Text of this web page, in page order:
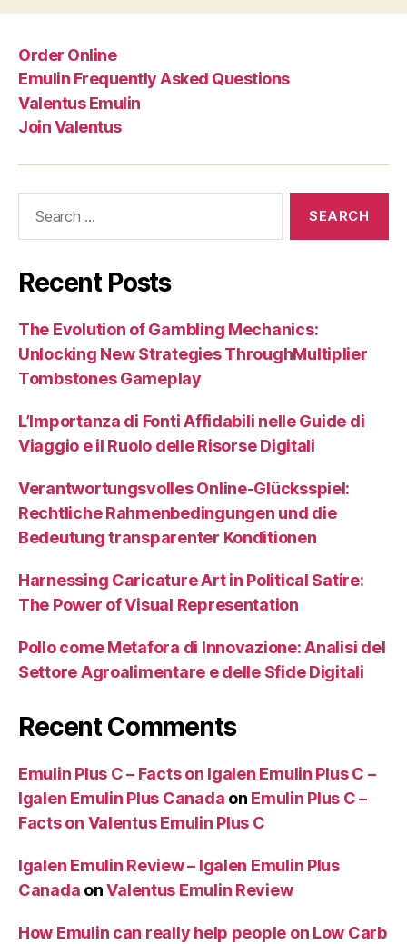
Order Online
Emulin Frequently Asked Questions
Valentus Emulin
Join Valentus
Recent Posts
The Evolution of Gambling Mechanics:
Unlocking New Strategies ThroughMultiplier
Tombstones Gameplay
L’Importanza di Fonti Affidabili nelle Guide di
Viaggio e il Ruolo delle Risorse Digitali
Verantwortungsvolles Online-Glücksspiel:
Rechtliche Rahmenbedingungen und die
Bedeutung transparenter Konditionen
Harnessing Caricature Art in Political Satire:
The Power of Visual Representation
Pollo come Metafora di Innovazione: Analisi del
Settore Agroalimentare e delle Sfide Digitali
Recent Comments
Emulin Plus C – Facts on Igalen Emulin Plus C –
Igalen Emulin Plus Canada on Emulin Plus C –
Facts on Valentus Emulin Plus C
Igalen Emulin Review – Igalen Emulin Plus
Canada onValentus Emulin Review
How Emulin can really help people on Low Carb